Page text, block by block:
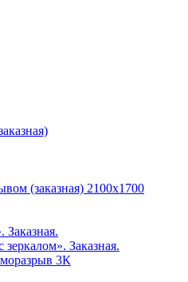
(заказная) 2100х1700
Заказная.
зеркалом». Заказная.
3К